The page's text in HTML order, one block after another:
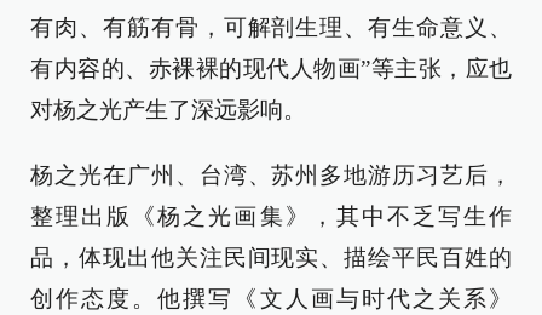
有肉、有筋有骨，可解剖生理、有生命意义、
有内容的、赤裸裸的现代人物画”等主张，应也
对杨之光产生了深远影响。
杨之光在广州、台湾、苏州多地游历习艺后，
整理出版《杨之光画集》，其中不乏写生作
品，体现出他关注民间现实、描绘平民百姓的
创作态度。他撰写《文人画与时代之关系》